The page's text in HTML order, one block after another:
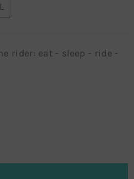
rider: eat - sleep - ride -